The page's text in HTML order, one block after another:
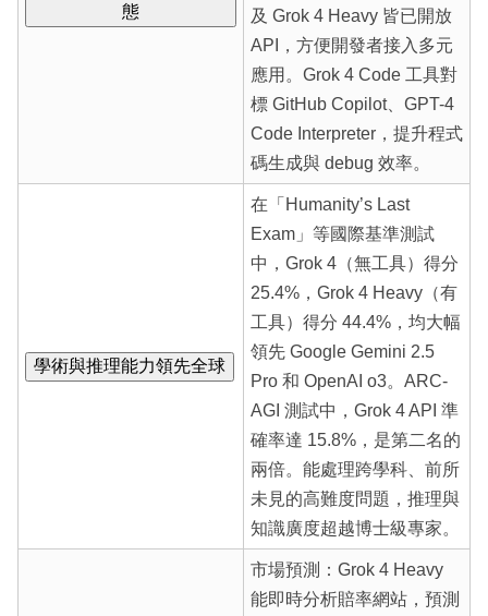
態
及 Grok 4 Heavy 皆已開放
API，方便開發者接入多元
應用。Grok 4 Code 工具對
標 GitHub Copilot、GPT-4
Code Interpreter，提升程式
碼生成與 debug 效率。
學術與推理能力領先全球
在「Humanity’s Last
Exam」等國際基準測試
中，Grok 4（無工具）得分
25.4%，Grok 4 Heavy（有
工具）得分 44.4%，均大幅
領先 Google Gemini 2.5
Pro 和 OpenAI o3。ARC-
AGI 測試中，Grok 4 API 準
確率達 15.8%，是第二名的
兩倍。能處理跨學科、前所
未見的高難度問題，推理與
知識廣度超越博士級專家。
市場預測：Grok 4 Heavy
能即時分析賠率網站，預測